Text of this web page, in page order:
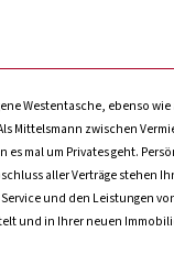
Westentasche, ebenso
Mittelsmann zwischen
mal um Privates geht.
aller Verträge stehen
und den Leistungen
und in Ihrer neuen